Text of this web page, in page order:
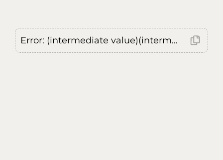
Error: (intermediate value)(intermediate value)(intermediate value).replaceAll is not a function